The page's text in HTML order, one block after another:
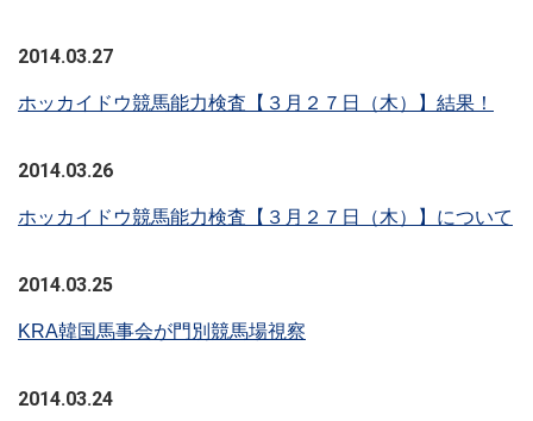
2014.03.27
ホッカイドウ競馬能力検査【３月２７日（木）】結果！
2014.03.26
ホッカイドウ競馬能力検査【３月２７日（木）】について
2014.03.25
KRA韓国馬事会が門別競馬場視察
2014.03.24